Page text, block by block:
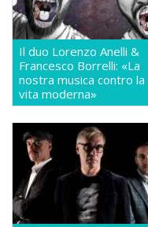
Il duo Lorenzo Anelli &
Francesco Borrelli: «La
nostra musica contro la
vita moderna»